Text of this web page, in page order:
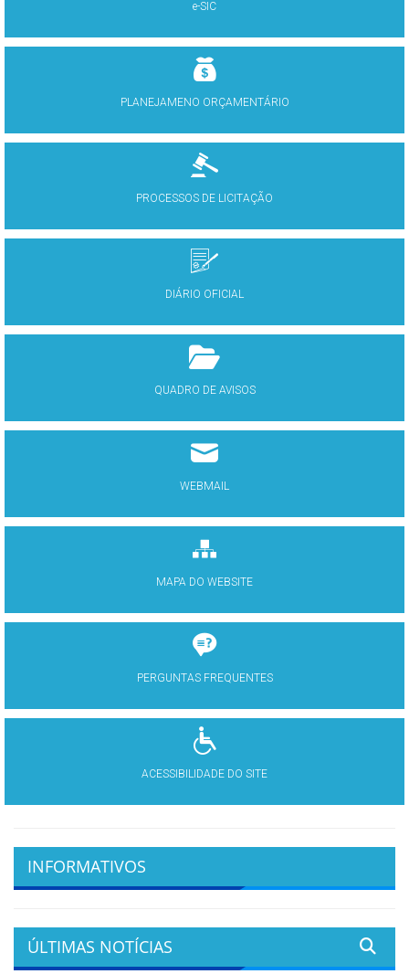
e-SIC
PLANEJAMENO ORÇAMENTÁRIO
PROCESSOS DE LICITAÇÃO
DIÁRIO OFICIAL
QUADRO DE AVISOS
WEBMAIL
MAPA DO WEBSITE
PERGUNTAS FREQUENTES
ACESSIBILIDADE DO SITE
INFORMATIVOS
ÚLTIMAS NOTÍCIAS